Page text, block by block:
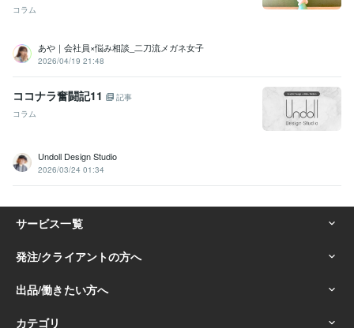
コラム
あや｜会社員×悩み相談_二刀流メガネ女子
2026/04/19 21:48
ココナラ奮闘記11
記事
コラム
Undoll Design Studio
2026/03/24 01:34